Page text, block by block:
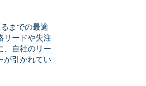
までの最適
リードや失注
、自社のリー
が引かれてい